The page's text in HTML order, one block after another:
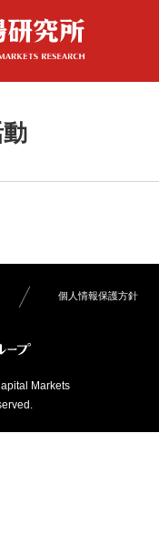
個人情報保護方針
Markets